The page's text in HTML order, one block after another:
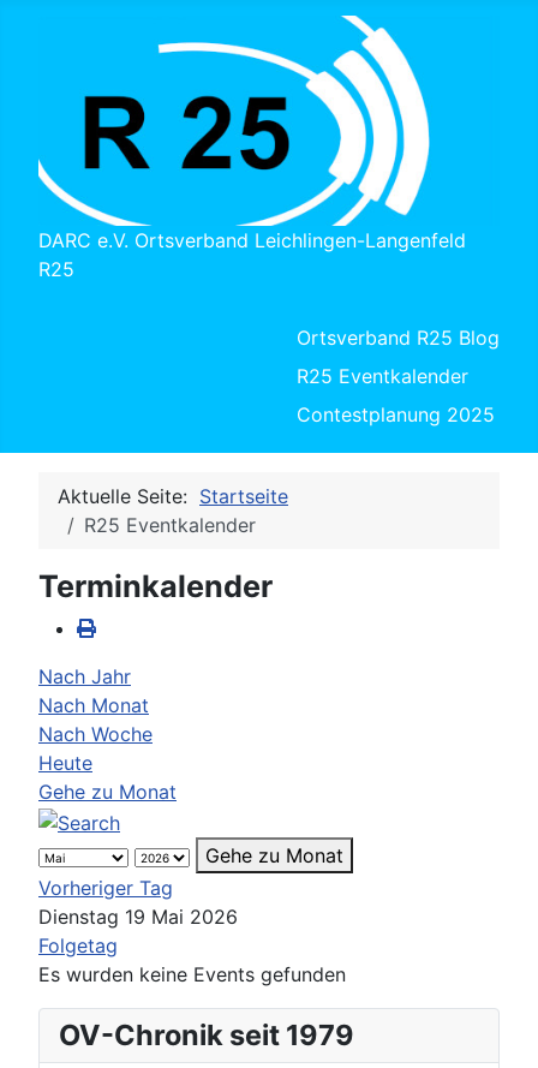
DARC e.V. Ortsverband Leichlingen-Langenfeld
R25
Ortsverband R25 Blog
R25 Eventkalender
Contestplanung 2025
OV-Chronik seit 1979
Aktuelle Seite: Startseite
R25 Eventkalender
Terminkalender
Nach Jahr
Nach Monat
Nach Woche
Heute
Gehe zu Monat
Gehe zu Monat
Vorheriger Tag
Dienstag 19 Mai 2026
Folgetag
Es wurden keine Events gefunden